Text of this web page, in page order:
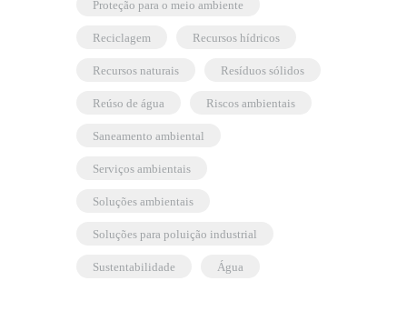
proteção para o meio ambiente
reciclagem recursos hídricos
recursos naturais resíduos sólidos
reúso de água riscos ambientais
saneamento ambiental
serviços ambientais
soluções ambientais
soluções para poluição industrial
sustentabilidade água